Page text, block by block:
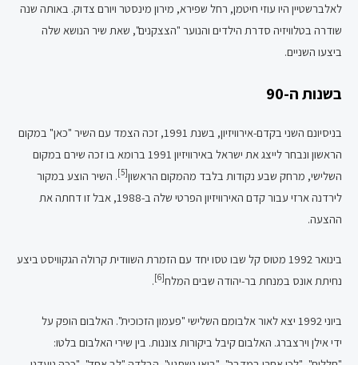
לאלברשטיין היו עוזי חיטמן, רחל שפירא, מירון מינסטר ויורם צדוק. באותה שנה
שודרה בטלוויזיה סדרת הילדים והנוער "הצצקנים", שאת שיר הנושא שלה
ביצעו השניים.
בשנות ה-90
בניסיונם השני בקדם-אירוויזיון, בשנת 1991, זכה הצמד עם השיר "כאן" במקום
הראשון ונבחר לייצג את ישראל באירוויזיון 1991 ברומא בו זכה שירם במקום
השלישי, מרחק שבע נקודות בלבד מהמקום הראשון[5]
. השיר הוצע במקור
לירדנה ארזי עבור קדם האירוויזיון הפרטי שלה ב-1988, אבל זו דחתה את
ההצעה.
בינואר 1992 מטוס קל שבו טסו יחד עם הזמרת השוודית קרולה הגקוויסט ביצע
נחיתת אונס במנחת בר-יהודה שבים המלח[6]
.
ביוני 1992 יצא לאור אלבומם השלישי "פעמון הזכוכית". האלבום הופק על
ידי אילן וירצברג. האלבום קיבל ביקורות צוננות. בין שירי האלבום בלטו: